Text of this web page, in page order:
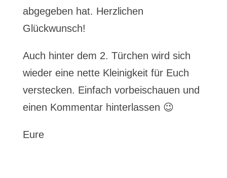
abgegeben hat. Herzlichen
Glückwunsch!
Auch hinter dem 2. Türchen wird sich
wieder eine nette Kleinigkeit für Euch
verstecken. Einfach vorbeischauen und
einen Kommentar hinterlassen 😉
Eure